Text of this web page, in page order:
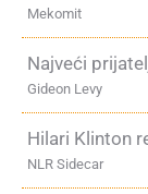
Mekomit
Najveći
Gideon Levy
Hilari Klinton
NLR Sidecar